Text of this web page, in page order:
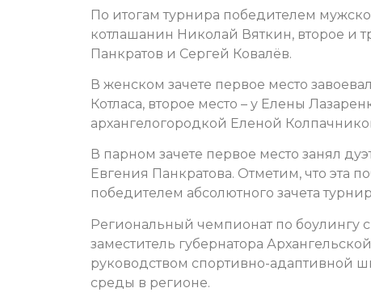
По итогам турнира победителем
котлашанин Николай Вяткин, второе и
Панкратов и Сергей Ковалёв.
В женском зачете первое место
Котласа, второе место – у Елены
архангелогородкой Еленой
В парном зачете первое место занял
Евгения Панкратова. Отметим, что эта
победителем абсолютного зачета
Региональный чемпионат по боулингу
заместитель губернатора
руководством спортивно-адаптивной
среды в регионе.